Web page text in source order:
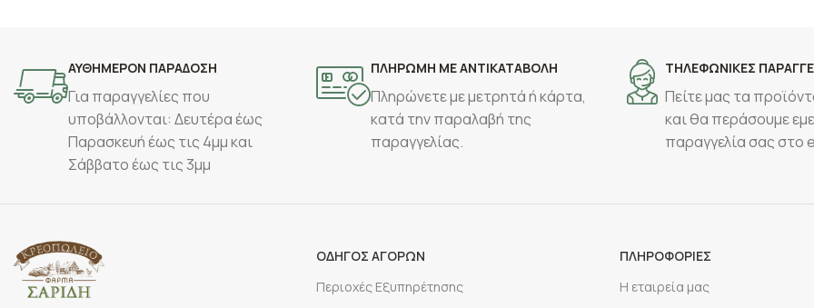
ΑΥΘΗΜΕΡΟΝ ΠΑΡΑΔΟΣΗ
Για παραγγελίες που
υποβάλλονται: Δευτέρα έως
Παρασκευή έως τις 4μμ και
Σάββατο έως τις 3μμ
ΠΛΗΡΩΜΗ ΜΕ ΑΝΤΙΚΑΤΑΒΟΛΗ
Πληρώνετε με μετρητά ή κάρτα,
κατά την παραλαβή της
παραγγελίας.
ΤΗΛΕΦΩΝΙΚΕΣ
Πείτε μας τα
και θα περάσουμε
παραγγελία σας στο
ΟΔΗΓΟΣ ΑΓΟΡΩΝ
Περιοχές Εξυπηρέτησης
ΠΛΗΡΟΦΟΡΙΕΣ
Η εταιρεία μας